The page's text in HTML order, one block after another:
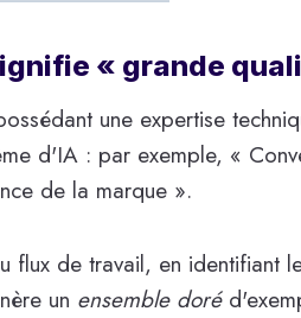
« grande
une expertise
d'IA : par exemple, «
de la marque ».
flux de travail, en identifiant
un ensemble doré